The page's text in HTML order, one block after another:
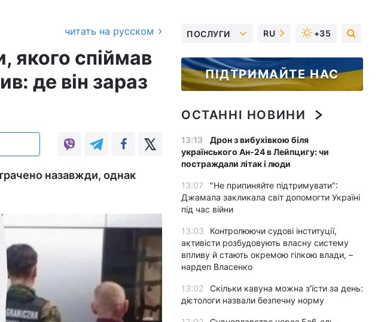
читать на русском
якого спіймав
де він зараз
назавжди, однак
ПОСЛУГИ RU +35
ПІДТРИМАЙТЕ НАС
ОСТАННІ НОВИНИ
13:13
Дрон з вибухівкою біля
українського Ан-24 в Лейпцигу: чи
постраждали літак і люди
13:07
"Не припиняйте підтримувати":
Джамала закликала світ допомогти Україні
під час війни
13:03
Контролюючи судові інституції,
активісти розбудовують власну систему
впливу й стають окремою гілкою влади, –
нардеп Власенко
13:02
Скільки кавуна можна з’їсти за день:
дієтологи назвали безпечну норму